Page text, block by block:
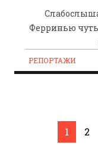
Ферринью
РЕПОРТАЖИ
1 2